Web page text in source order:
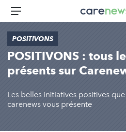
Aller
principal
Carenews,
Le
acteurs
de
Menu
POSITIVONS
POSITIVONS : tous
présents sur
Les belles initiatives positives
carenews vous présente